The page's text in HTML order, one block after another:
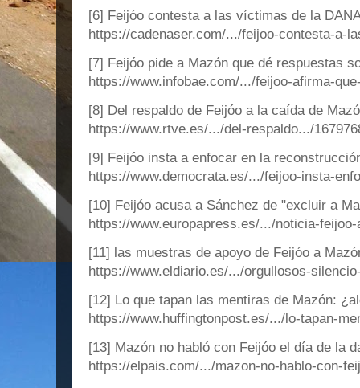
[6] Feijóo contesta a las víctimas de la
https://cadenaser.com/.../feijoo-contesta-a-
[7] Feijóo pide a Mazón que dé respuestas
https://www.infobae.com/.../feijoo-afirma-
[8] Del respaldo de Feijóo a la caída de
https://www.rtve.es/.../del-respaldo.../
[9] Feijóo insta a enfocar en la
https://www.democrata.es/.../feijoo-insta-
[10] Feijóo acusa a Sánchez de "excluir a
https://www.europapress.es/.../noticia-
[11] las muestras de apoyo de Feijóo a
https://www.eldiario.es/.../orgullosos-
[12] Lo que tapan las mentiras de Mazón:
https://www.huffingtonpost.es/.../lo-tapan-
[13] Mazón no habló con Feijóo el día de la
https://elpais.com/.../mazon-no-hablo-con-